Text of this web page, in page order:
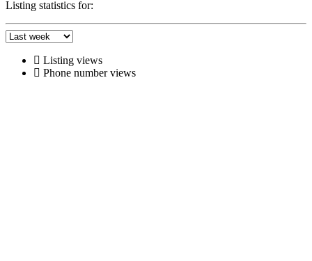
Listing statistics for:
Listing views
Phone number views